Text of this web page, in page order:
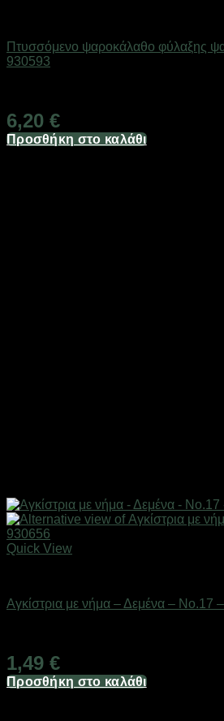
Πτυσσόμενο ψαροκάλαθο φύλαξης
930593
6,20 €
Προσθήκη στο καλάθι
Quick View
Αγκίστρια με νήμα – Δεμένα – No.17
1,49 €
Προσθήκη στο καλάθι